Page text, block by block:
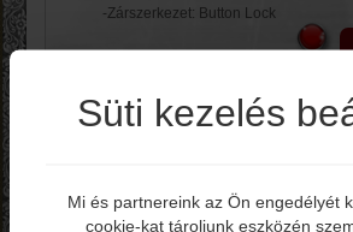
-Zárszerkezet: Button Lock
CJRB
Süti kezelés
Mi és partnereink az Ön engedélyét
cookie-kat tároljunk eszközén
Elmúltál már 18